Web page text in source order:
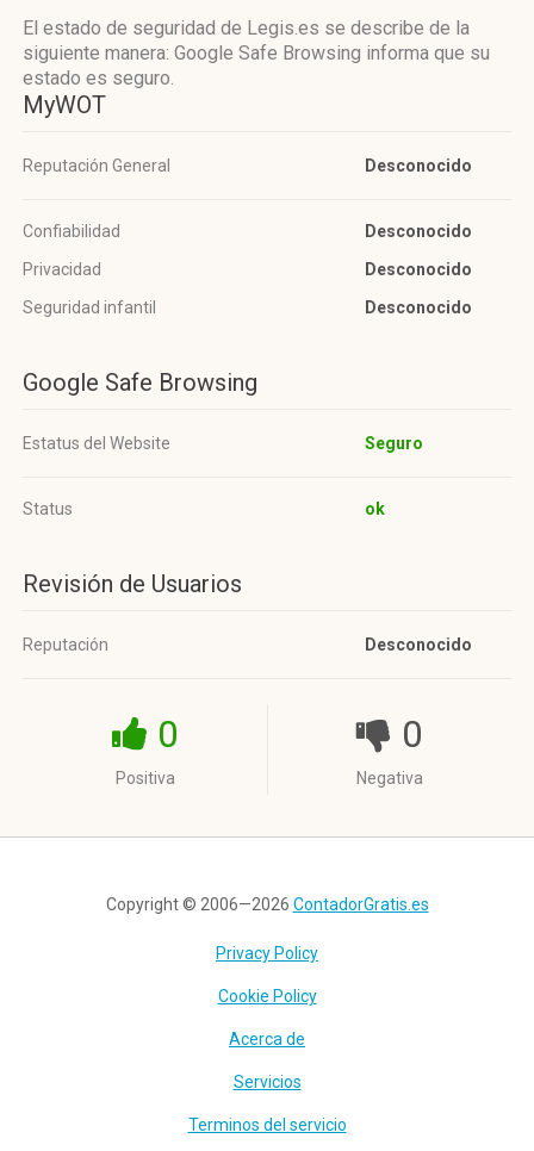
El estado de seguridad de Legis.es se describe de la
siguiente manera: Google Safe Browsing informa que su
estado es seguro.
MyWOT
Reputación General Desconocido
Confiabilidad
Desconocido
Privacidad
Desconocido
Seguridad infantil
Desconocido
Google Safe Browsing
Estatus del Website Seguro
Status ok
Revisión de Usuarios
Reputación Desconocido
0
Positiva
0
Negativa
Copyright © 2006—2026 ContadorGratis.es
Privacy Policy
Cookie Policy
Acerca de
Servicios
Terminos del servicio